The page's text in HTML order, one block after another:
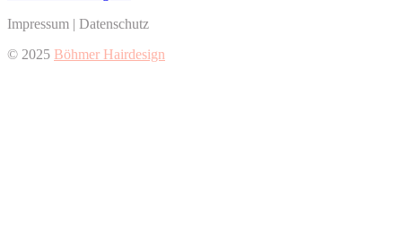
Impressum | Datenschutz
© 2025 Böhmer Hairdesign